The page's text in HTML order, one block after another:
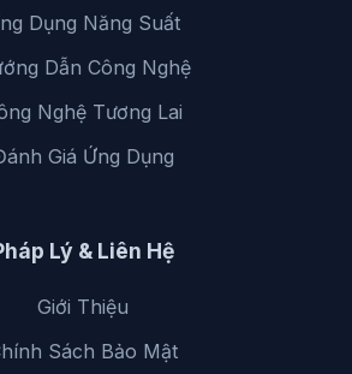
Dụng Năng Suất
Dẫn Công Nghệ
Nghệ Tương Lai
Giá Ứng Dụng
Lý & Liên Hệ
Giới Thiệu
Sách Bảo Mật